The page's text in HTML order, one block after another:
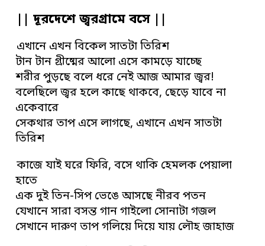
|| দূরদেশে জ্বরগ্রামে বসে ||
এখানে এখন বিকেল সাতটা তিরিশ
টান টান গ্রীষ্মের আলো এসে কামড়ে যাচ্ছে
শরীর পুড়ছে বলে ধরে নেই আজ আমার জ্বর!
বলেছিলে জ্বর হলে কাছে থাকবে, ছেড়ে যাবে না
একেবারে
সেকথার তাপ এসে লাগছে, এখানে এখন সাতটা
তিরিশ
কাজে যাই ঘরে ফিরি, বসে থাকি হেমলক পেয়ালা
হাতে
এক দুই তিন-সিপ ভেঙে আসছে নীরব পতন
যেখানে সারা বসন্ত গান গাইলো সোনাটা গজল
সেখানে দারুণ তাপ গলিয়ে দিয়ে যায় লৌহ জাহাজ